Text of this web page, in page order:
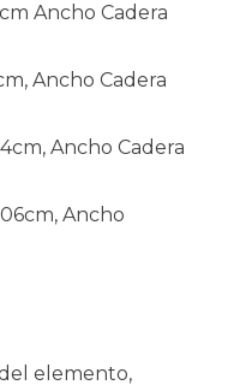
Ancho Cadera
Ancho Cadera
Ancho Cadera
Ancho
elemento,